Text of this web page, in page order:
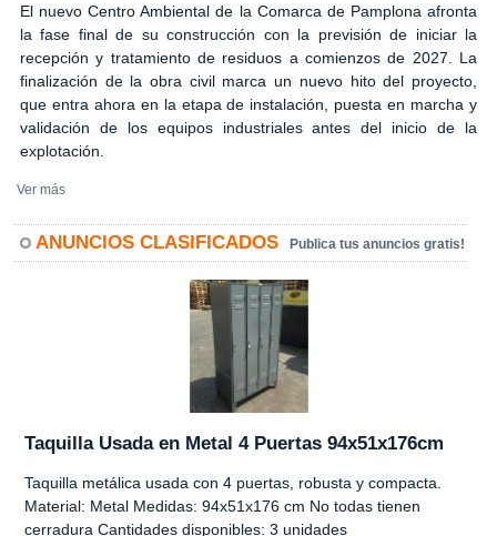
El nuevo Centro Ambiental de la Comarca de Pamplona afronta
la fase final de su construcción con la previsión de iniciar la
recepción y tratamiento de residuos a comienzos de 2027. La
finalización de la obra civil marca un nuevo hito del proyecto,
que entra ahora en la etapa de instalación, puesta en marcha y
validación de los equipos industriales antes del inicio de la
explotación.
Ver más
ANUNCIOS CLASIFICADOS Publica tus anuncios gratis!
Taquilla Usada en Metal 4 Puertas 94x51x176cm
Taquilla metálica usada con 4 puertas, robusta y compacta.
Material: Metal Medidas: 94x51x176 cm No todas tienen
cerradura Cantidades disponibles: 3 unidades